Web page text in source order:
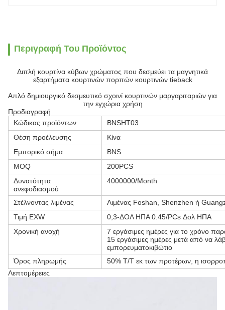
Περιγραφή Του Προϊόντος
Διπλή κουρτίνα κύβων χρώματος που δεσμεύει τα μαγνητικά
εξαρτήματα κουρτινών πορπών κουρτινών tieback
Απλό δημιουργικό δεσμευτικό σχοινί κουρτινών μαργαριταριών για
την εγχώρια χρήση
Προδιαγραφή
Κώδικας προϊόντων
BNSHT03
Θέση προέλευσης
Κίνα
Εμπορικό σήμα
BNS
MOQ
200PCS
Δυνατότητα
ανεφοδιασμού
4000000/Month
Στέλνοντας λιμένας
Λιμένας Foshan, Shenzhen ή
Τιμή EXW
0,3-ΔΟΛ ΗΠΑ 0.45/PCs Δολ ΗΠΑ
Χρονική ανοχή
7 εργάσιμες ημέρες για το χρόνο
15 εργάσιμες ημέρες μετά από να
εμπορευματοκιβώτιο
Όρος πληρωμής
50% T/T εκ των προτέρων, η
Λεπτομέρειες